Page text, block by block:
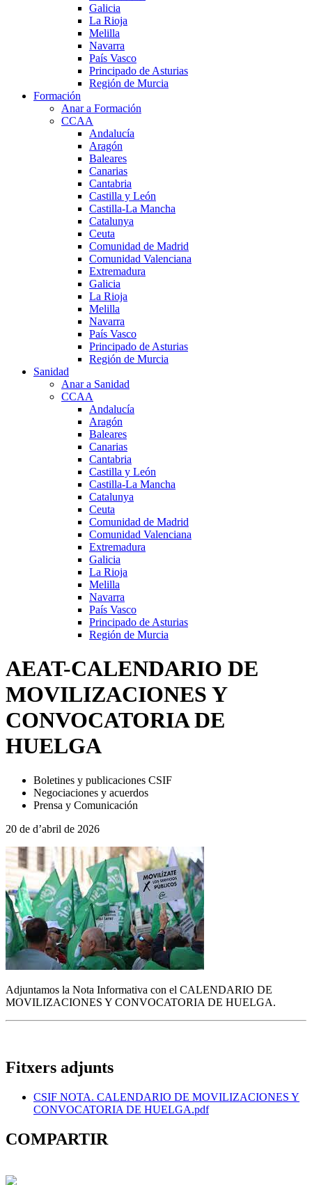
Galicia
La Rioja
Melilla
Navarra
País Vasco
Principado de Asturias
Región de Murcia
Formación
Anar a Formación
CCAA
Andalucía
Aragón
Baleares
Canarias
Cantabria
Castilla y León
Castilla-La Mancha
Catalunya
Ceuta
Comunidad de Madrid
Comunidad Valenciana
Extremadura
Galicia
La Rioja
Melilla
Navarra
País Vasco
Principado de Asturias
Región de Murcia
Sanidad
Anar a Sanidad
CCAA
Andalucía
Aragón
Baleares
Canarias
Cantabria
Castilla y León
Castilla-La Mancha
Catalunya
Ceuta
Comunidad de Madrid
Comunidad Valenciana
Extremadura
Galicia
La Rioja
Melilla
Navarra
País Vasco
Principado de Asturias
Región de Murcia
AEAT-CALENDARIO DE
MOVILIZACIONES Y
CONVOCATORIA DE
HUELGA
Boletines y publicaciones CSIF
Negociaciones y acuerdos
Prensa y Comunicación
20 de d’abril de 2026
Adjuntamos la Nota Informativa con el CALENDARIO DE
MOVILIZACIONES Y CONVOCATORIA DE HUELGA.
Fitxers adjunts
CSIF NOTA. CALENDARIO DE MOVILIZACIONES Y
CONVOCATORIA DE HUELGA.pdf
COMPARTIR